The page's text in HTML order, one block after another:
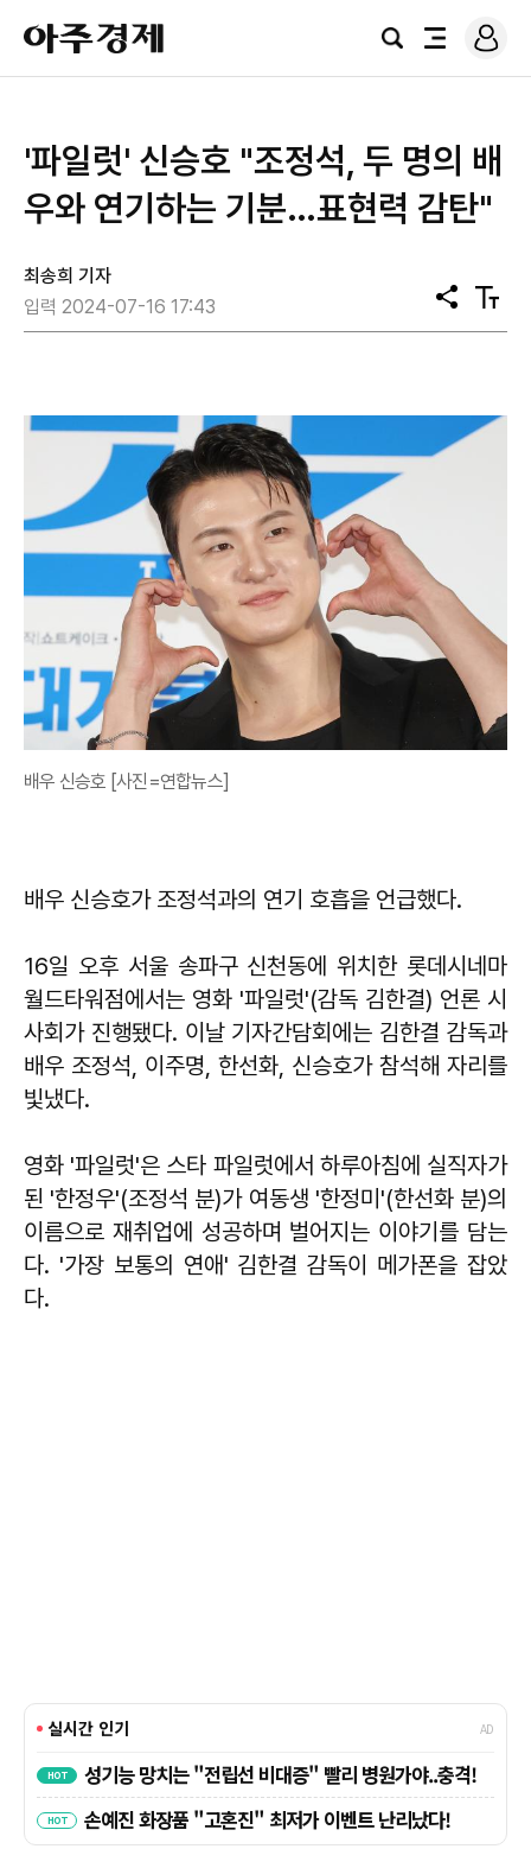
아
주
경
검
전
로
그
'파일럿' 신승호 "조정석, 두 명의 배
우와 연기하는 기분…표현력 감탄"
최송희 기자
입력 2024-07-16 17:43
공
유
텍
스
배우 신승호 [사진=연합뉴스]
배우 신승호가 조정석과의 연기 호흡을 언급했다.
16일 오후 서울 송파구 신천동에 위치한 롯데시네마
월드타워점에서는 영화 '파일럿'(감독 김한결) 언론 시
사회가 진행됐다. 이날 기자간담회에는 김한결 감독과
배우 조정석, 이주명, 한선화, 신승호가 참석해 자리를
빛냈다.
영화 '파일럿'은 스타 파일럿에서 하루아침에 실직자가
된 '한정우'(조정석 분)가 여동생 '한정미'(한선화 분)의
이름으로 재취업에 성공하며 벌어지는 이야기를 담는
다. '가장 보통의 연애' 김한결 감독이 메가폰을 잡았
다.